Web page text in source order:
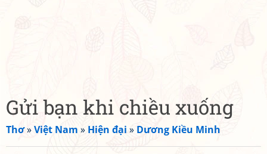
Gửi bạn khi chiều xuống
Thơ»Việt Nam » Hiện đại » Dương Kiều Minh